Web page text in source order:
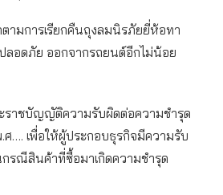
ามการเรียกคืนถุงลมนิรภัยยี่ห้อทา
ลอดภัย ออกจากรถยนต์อีกไม่น้อย
ราชบัญญัติความรับผิดต่อความชำรุด
…. เพื่อให้ผู้ประกอบธุรกิจมีความรับ
รณีสินค้าที่ซื้อมาเกิดความชำรุด